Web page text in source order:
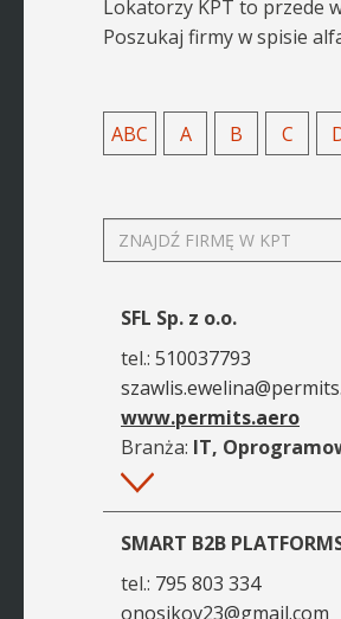
Lokatorzy KPT to przede
Poszukaj firmy w spisie
ABC A B C
ZNAJDŹ
FIRMĘ
KPT
SFL Sp. z o.o.
tel.: 510037793
www.permits.aero
Branża: IT,
Więcej
SMART B2B
tel.: 795 803 334
onosikov23@gmail.com